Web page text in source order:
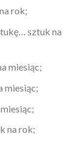
rok;
sztuk na
miesiąc;
miesiąc;
na rok;